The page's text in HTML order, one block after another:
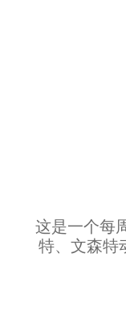
这是一个每
特、文森特